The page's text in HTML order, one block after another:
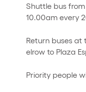
Shuttle bus
10.00am every
Return buses
elrow to Plaza
Priority people